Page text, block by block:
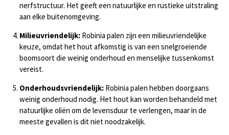
nerfstructuur. Het geeft een natuurlijke en rustieke uitstraling
aan elke buitenomgeving.
Milieuvriendelijk:Robinia palen zijn een milieuvriendelijke
keuze, omdat het hout afkomstig is van een snelgroeiende
boomsoort die weinig onderhoud en menselijke tussenkomst
vereist.
Onderhoudsvriendelijk:Robinia palen hebben doorgaans
weinig onderhoud nodig. Het hout kan worden behandeld met
natuurlijke oliën om de levensduur te verlengen, maar in de
meeste gevallen is dit niet noodzakelijk.